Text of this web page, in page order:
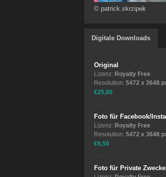
© patrick.skrzipek
Digitale Downloads
Original
Lizenz: Royalty Free
Resolution: 5472 x 3648
€25,00
Foto für Facebook/
Lizenz: Royalty Free
Resolution: 5472 x 3648
€6,50
Foto für Private Zwecke